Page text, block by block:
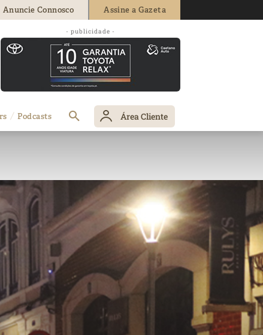
Anuncie Connosco Assine a Gazeta
- publicidade -
Podcasts Área Cliente